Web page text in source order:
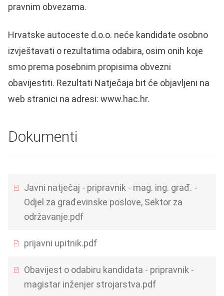
pravnim obvezama.
Hrvatske autoceste d.o.o. neće kandidate osobno
izvještavati o rezultatima odabira, osim onih koje
smo prema posebnim propisima obvezni
obavijestiti. Rezultati Natječaja bit će objavljeni na
web stranici na adresi: www.hac.hr.
Dokumenti
Javni natječaj - pripravnik - mag. ing. građ. -
Odjel za građevinske poslove, Sektor za
održavanje.pdf
prijavni upitnik.pdf
Obavijest o odabiru kandidata - pripravnik -
magistar inženjer strojarstva.pdf